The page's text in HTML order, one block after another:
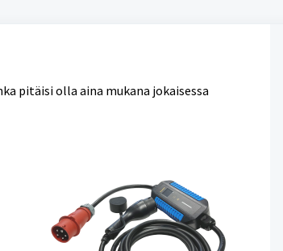
pitäisi olla aina mukana jokaisessa